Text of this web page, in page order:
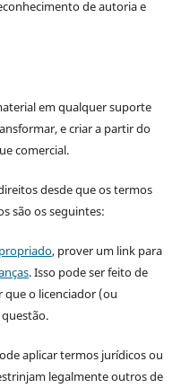
de autoria e
em qualquer suporte
e criar a partir do
comercial.
desde que os termos
são os seguintes:
, prover um link para
. Isso pode ser feito de
que o licenciador (ou
aplicar termos jurídicos ou
legalmente outros de